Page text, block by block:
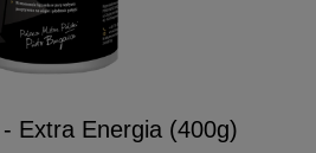
Extra Energia (400g)